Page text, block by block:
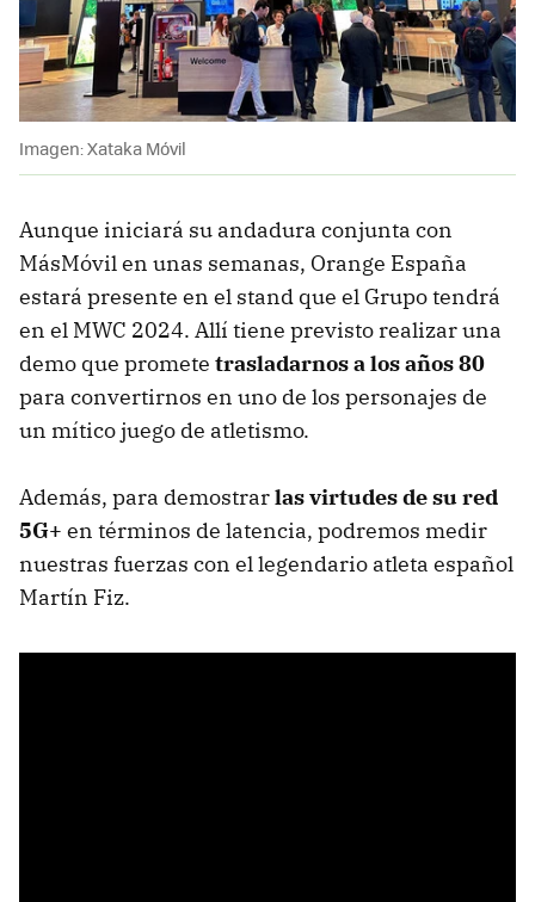
Imagen: Xataka Móvil
Aunque iniciará su andadura conjunta con
MásMóvil en unas semanas, Orange España
estará presente en el stand que el Grupo tendrá
en el MWC 2024. Allí tiene previsto realizar una
demo que promete trasladarnos a los años 80
para convertirnos en uno de los personajes de
un mítico juego de atletismo.
Además, para demostrarlas virtudes de su red
5G+ en términos de latencia, podremos medir
nuestras fuerzas con el legendario atleta español
Martín Fiz.